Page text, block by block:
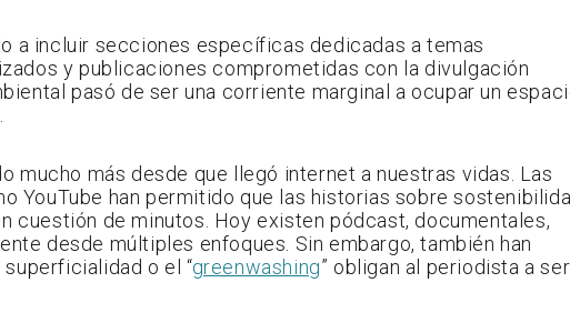
a incluir secciones específicas dedicadas a temas
y publicaciones comprometidas con la divulgación
pasó de ser una corriente marginal a ocupar un
mucho más desde que llegó internet a nuestras vidas. Las
YouTube han permitido que las historias sobre
cuestión de minutos. Hoy existen pódcast, documentales,
desde múltiples enfoques. Sin embargo, también han
o el “greenwashing” obligan al periodista a ser